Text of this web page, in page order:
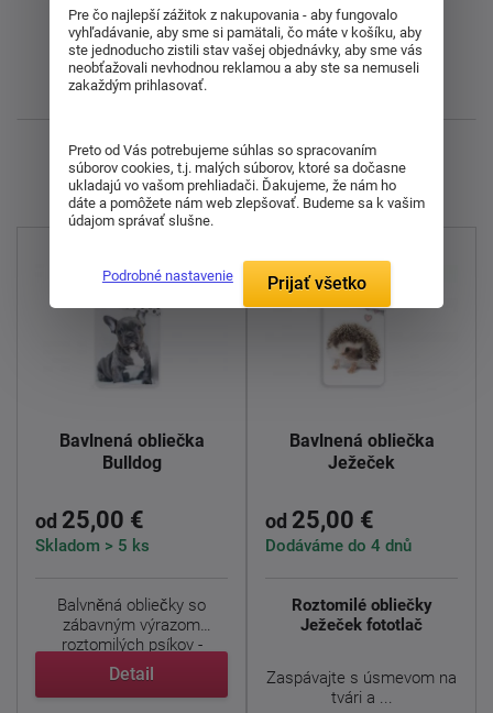
Od najlacnejšieho
Najnovšie
Zobrazujem 1 - 5 z 5
Bavlnená obliečka
Bulldog
od 25,00 €
Skladom > 5 ks
Balvněná obliečky so
zábavným výrazom
roztomilých psíkov -
Bulldog. ...
Detail
Bavlnená obliečka
Ježeček
od 25,00 €
Dodáváme do 4 dnů
Roztomilé obliečky
Ježeček fototlač
Zaspávajte s úsmevom na
tvári a ...
Pre čo najlepší zážitok z nakupovania - aby fungovalo
vyhľadávanie, aby sme si pamätali, čo máte v košíku, aby
ste jednoducho zistili stav vašej objednávky, aby sme vás
neobťažovali nevhodnou reklamou a aby ste sa nemuseli
zakaždým prihlasovať.
Preto od Vás potrebujeme súhlas so spracovaním
súborov cookies, t.j. malých súborov, ktoré sa dočasne
ukladajú vo vašom prehliadači. Ďakujeme, že nám ho
dáte a pomôžete nám web zlepšovať. Budeme sa k vašim
údajom správať slušne.
Podrobné nastavenie Prijať všetko